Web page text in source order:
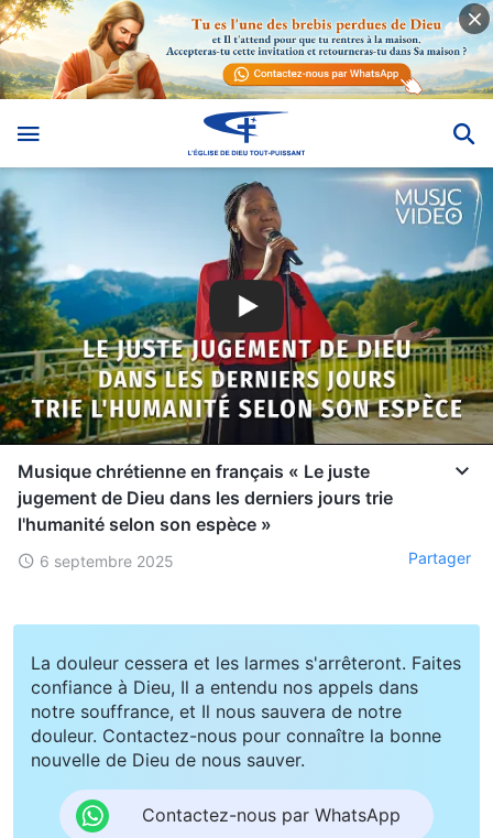
Musique chrétienne en français « Le juste
jugement de Dieu dans les derniers jours trie
l'humanité selon son espèce »
6 septembre 2025 Partager
La douleur cessera et les larmes s'arrêteront. Faites
confiance à Dieu, Il a entendu nos appels dans
notre souffrance, et Il nous sauvera de notre
douleur. Contactez-nous pour connaître la bonne
nouvelle de Dieu de nous sauver.
Contactez-nous par WhatsApp